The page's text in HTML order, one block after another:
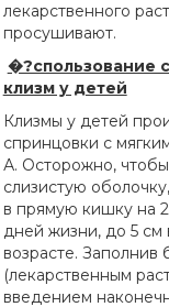
лекарственного
просушивают.
�?спользование
клизм у детей
Клизмы у детей
спринцовки с
А. Осторожно,
слизистую
в прямую кишку на
дней жизни, до 5
возрасте. Заполнив
(лекарственным
введением